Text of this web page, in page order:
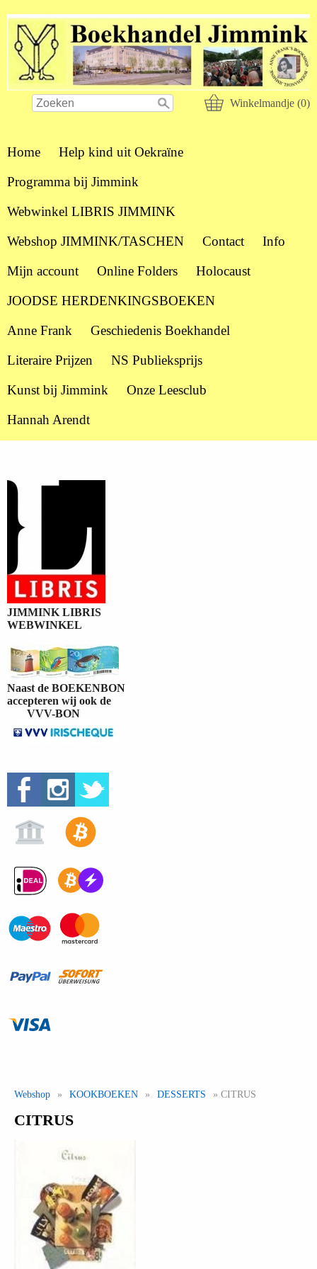
Winkelmandje (0)
Home
Help kind uit Oekraïne
Programma bij Jimmink
Webwinkel LIBRIS JIMMINK
Webshop JIMMINK/TASCHEN
Contact
Info
Mijn account
Online Folders
Holocaust
JOODSE HERDENKINGSBOEKEN
Anne Frank
Geschiedenis Boekhandel
Literaire Prijzen
NS Publieksprijs
Kunst bij Jimmink
Onze Leesclub
Hannah Arendt
JIMMINK LIBRIS
WEBWINKEL
Naast de BOEKENBON
accepteren wij ook de
VVV-BON
Webshop » KOOKBOEKEN » DESSERTS » CITRUS
CITRUS